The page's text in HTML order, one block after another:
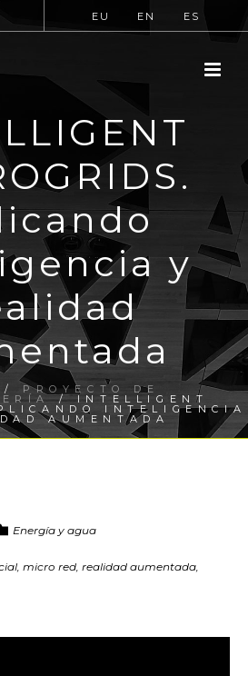
EU EN ES
y
/ PROYECTO DE
/ INTELLIGENT
INTELIGENCIA
AUMENTADA
Energía y agua
micro red, realidad aumentada,